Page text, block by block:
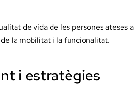
de vida de les persones ateses a
la mobilitat i la funcionalitat.
i estratègies